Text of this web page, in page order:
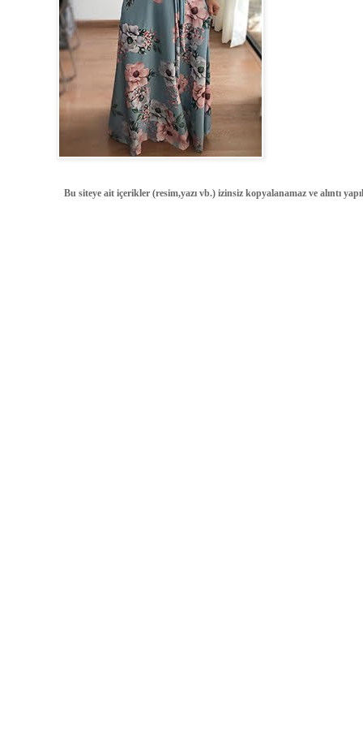
Bu siteye ait içerikler (resim,yazı vb.) izinsiz kopyalanamaz ve alıntı